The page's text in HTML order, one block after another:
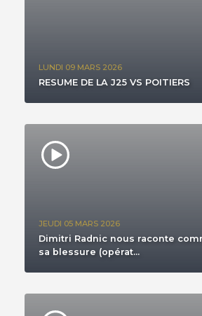
LUNDI 09 MARS 2026
RESUME DE LA J25 VS POITIERS
JEUDI 05 MARS 2026
Dimitri Radnic nous raconte
sa blessure (opérat...